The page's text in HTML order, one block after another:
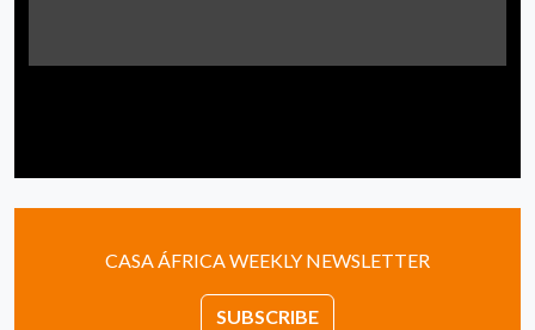
CASA ÁFRICA WEEKLY NEWSLETTER
SUBSCRIBE